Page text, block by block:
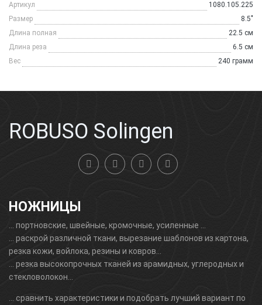
Артикул
1080.105.225
Размер
8.5"
Длина полная
22.5 см
Длина реза
6.5 см
Вес
240 грамм
ROBUSO Solingen
НОЖНИЦЫ
... портновскиe, швейные, кромочные, усиленные ...
... раскрой различной ткани, вырезание шаблонов из картона,
резка кожи, войлока, резины и ковров...
... резка высокопрочных тканей из арамидных, углеродных и
стекловолокон...
... сравнить характеристики и подобрать лучший вариант по